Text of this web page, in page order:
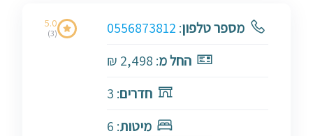
מספר טלפון:
0556873812
החל מ: 2,498 ₪
חדרים: 3
מיטות: 6
5.0
(3)